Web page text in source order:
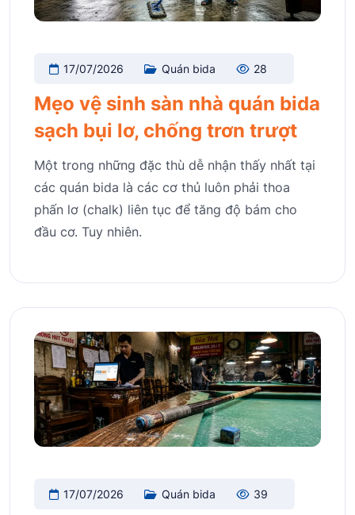
17/07/2026 Quán bida 28
Mẹo vệ sinh sàn nhà quán bida
sạch bụi lơ, chống trơn trượt
Một trong những đặc thù dễ nhận thấy nhất tại
các quán bida là các cơ thủ luôn phải thoa
phấn lơ (chalk) liên tục để tăng độ bám cho
đầu cơ. Tuy nhiên.
17/07/2026 Quán bida 39